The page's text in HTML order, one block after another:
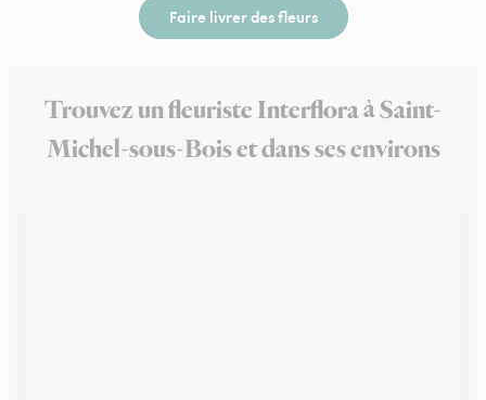
Faire livrer des fleurs
Trouvez un fleuriste Interflora à Saint-
Michel-sous-Bois et dans ses environs